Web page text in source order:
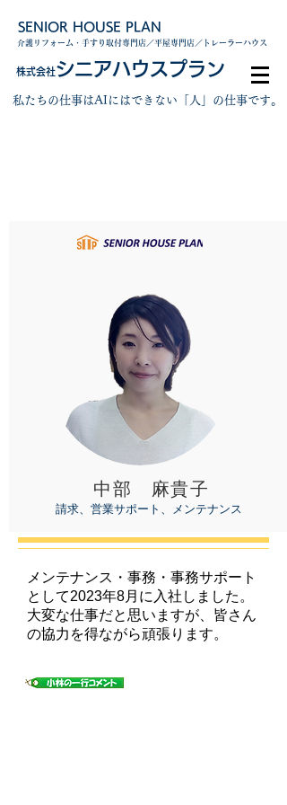
SENIOR HOUSE PLAN
介護リフォーム・手すり取付専門店／平屋専門店／トレーラーハウス
株式会社シニアハウスプラン
私たちの仕事はAIにはできない「人」の仕事です。
中部 麻貴子
請求、営業サポート、メンテナンス
メンテナンス・事務・事務サポート
として2023年8月に入社しました。
​大変な仕事だと思いますが、皆さん
の協力を得ながら頑張ります。